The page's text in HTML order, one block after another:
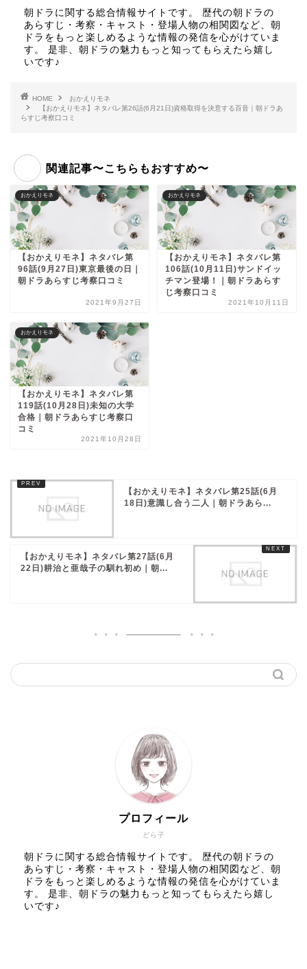
朝ドラに関する総合情報サイトです。 歴代の朝ドラの
あらすじ・考察・キャスト・登場人物の相関図など、朝
ドラをもっと楽しめるような情報の発信を心がけていま
す。 是非、朝ドラの魅力もっと知ってもらえたら嬉し
いです♪
HOME
おかえりモネ
【おかえりモネ】ネタバレ第26話(6月21日)資格取得を決意する百音｜朝ドラあ
らすじ考察口コミ
関連記事〜こちらもおすすめ〜
おかえりモネ
【おかえりモネ】ネタバレ第
96話(9月27日)東京最後の日｜
朝ドラあらすじ考察口コミ
2021年9月27日
おかえりモネ
【おかえりモネ】ネタバレ第
106話(10月11日)サンドイッ
チマン登場！｜朝ドラあらす
じ考察口コミ
2021年10月11日
おかえりモネ
【おかえりモネ】ネタバレ第
119話(10月28日)未知の大学
合格｜朝ドラあらすじ考察口
コミ
2021年10月28日
【おかえりモネ】ネタバレ第25話(6月
18日)意識し合う二人｜朝ドラあら...
【おかえりモネ】ネタバレ第27話(6月
22日)耕治と亜哉子の馴れ初め｜朝...
どら子
プロフィール
朝ドラに関する総合情報サイトです。 歴代の朝ドラの
あらすじ・考察・キャスト・登場人物の相関図など、朝
ドラをもっと楽しめるような情報の発信を心がけていま
す。 是非、朝ドラの魅力もっと知ってもらえたら嬉し
いです♪